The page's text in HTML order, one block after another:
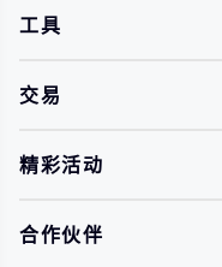
工具
交易
精彩活动
合作伙伴